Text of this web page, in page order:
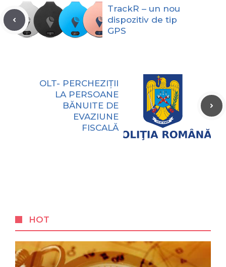
TrackR – un nou
dispozitiv de tip
GPS
OLT- PERCHEZIȚII
LA PERSOANE
BĂNUITE DE
EVAZIUNE
FISCALĂ
HOT